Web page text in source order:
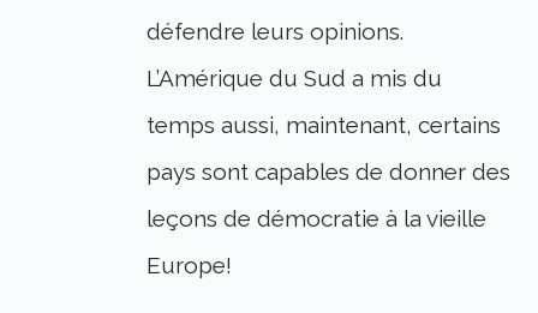
défendre leurs opinions.
L’Amérique du Sud a mis du
temps aussi, maintenant, certains
pays sont capables de donner des
leçons de démocratie à la vieille
Europe!